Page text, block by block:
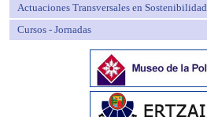
Actuaciones Transversales en Sostenibilidad
Cursos - Jornadas